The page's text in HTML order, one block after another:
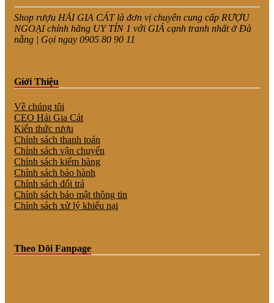
Shop rượu HẢI GIA CÁT là đơn vị chuyên cung cấp RƯỢU
NGOẠI chính hãng UY TÍN 1 với GIÁ cạnh tranh nhất ở Đà
nẵng | Gọi ngay 0905 80 90 11
Giới Thiệu
Về chúng tôi
CEO Hải Gia Cát
Kiến thức rượu
Chính sách thanh toán
Chính sách vận chuyển
Chính sách kiểm hàng
Chính sách bảo hành
Chính sách đổi trả
Chính sách bảo mật thông tin
Chính sách xử lý khiếu nại
Theo Dõi Fanpage